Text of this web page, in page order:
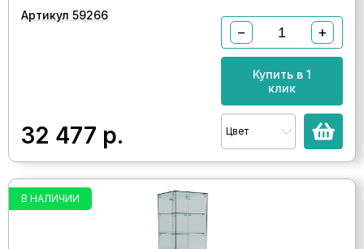
Артикул 59266
32 477 р.
− +
Купить в 1
клик
Цвет
В НАЛИЧИИ